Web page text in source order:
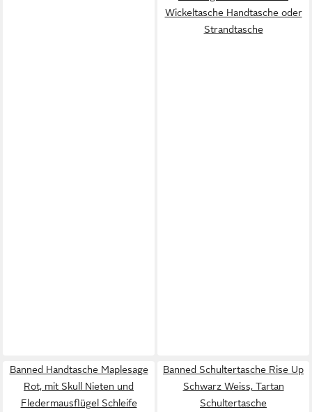
Wickeltasche Handtasche oder
Strandtasche
Banned Handtasche Maplesage
Rot, mit Skull Nieten und
Fledermausflügel Schleife
Banned Schultertasche Rise Up
Schwarz Weiss, Tartan
Schultertasche